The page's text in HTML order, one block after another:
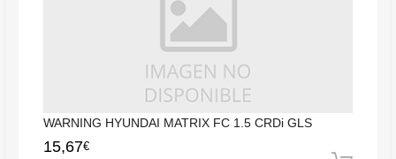
WARNING HYUNDAI MATRIX FC 1.5 CRDi GLS
15,67€